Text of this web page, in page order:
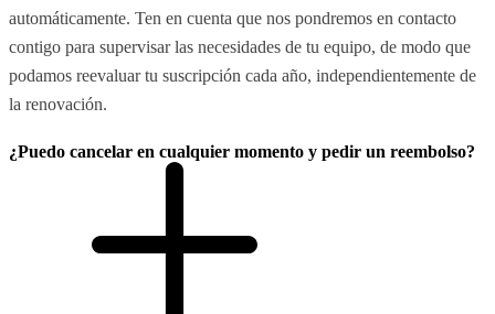
automáticamente. Ten en cuenta que nos pondremos en contacto
contigo para supervisar las necesidades de tu equipo, de modo que
podamos reevaluar tu suscripción cada año, independientemente de
la renovación.
¿Puedo cancelar en cualquier momento y pedir un reembolso?